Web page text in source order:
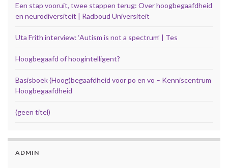
Een stap vooruit, twee stappen terug: Over hoogbegaafdheid
en neurodiversiteit | Radboud Universiteit
Uta Frith interview: ‘Autism is not a spectrum’ | Tes
Hoogbegaafd of hoogintelligent?
Basisboek (Hoog)begaafdheid voor po en vo – Kenniscentrum
Hoogbegaafdheid
(geen titel)
ADMIN